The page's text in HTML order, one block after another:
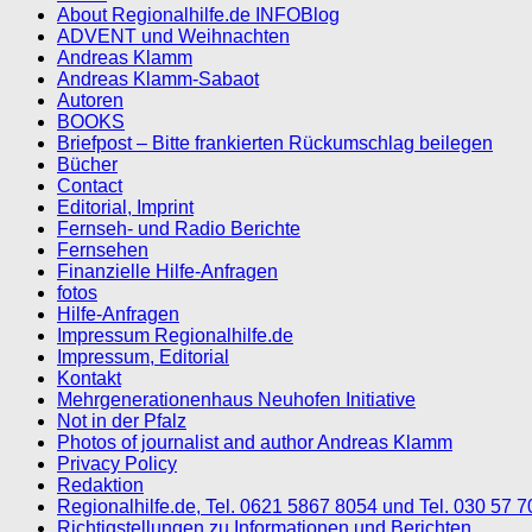
About Regionalhilfe.de INFOBlog
ADVENT und Weihnachten
Andreas Klamm
Andreas Klamm-Sabaot
Autoren
BOOKS
Briefpost – Bitte frankierten Rückumschlag beilegen
Bücher
Contact
Editorial, Imprint
Fernseh- und Radio Berichte
Fernsehen
Finanzielle Hilfe-Anfragen
fotos
Hilfe-Anfragen
Impressum Regionalhilfe.de
Impressum, Editorial
Kontakt
Mehrgenerationenhaus Neuhofen Initiative
Not in der Pfalz
Photos of journalist and author Andreas Klamm
Privacy Policy
Redaktion
Regionalhilfe.de, Tel. 0621 5867 8054 und Tel. 030 57
Richtigstellungen zu Informationen und Berichten